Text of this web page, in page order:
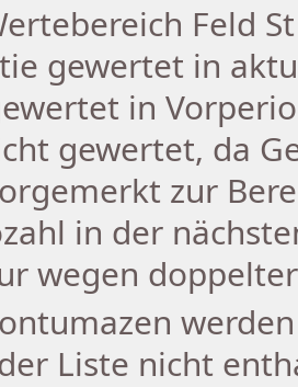
Feld
gewertet in
in
gewertet, da
zur
in der
wegen
Liste nicht